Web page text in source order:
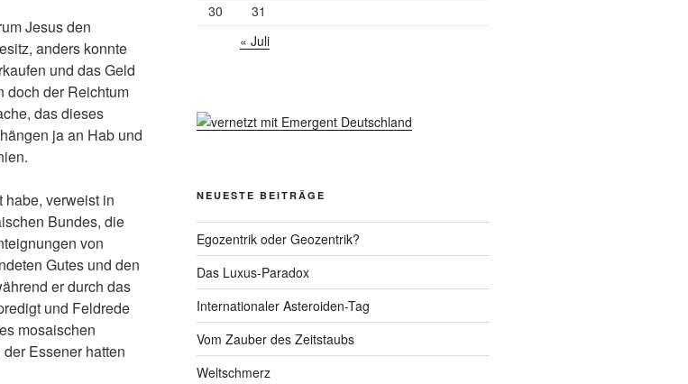
Jesus den
anders konnte
und das Geld
doch der Reichtum
das dieses
ja an Hab und
habe, verweist in
Bundes, die
von
Gutes und den
er durch das
und Feldrede
mosaischen
Essener hatten
30
31
« Juli
NEUESTE BEITRÄGE
Egozentrik oder Geozentrik?
Das Luxus-Paradox
Internationaler Asteroiden-Tag
Vom Zauber des Zeitstaubs
Weltschmerz